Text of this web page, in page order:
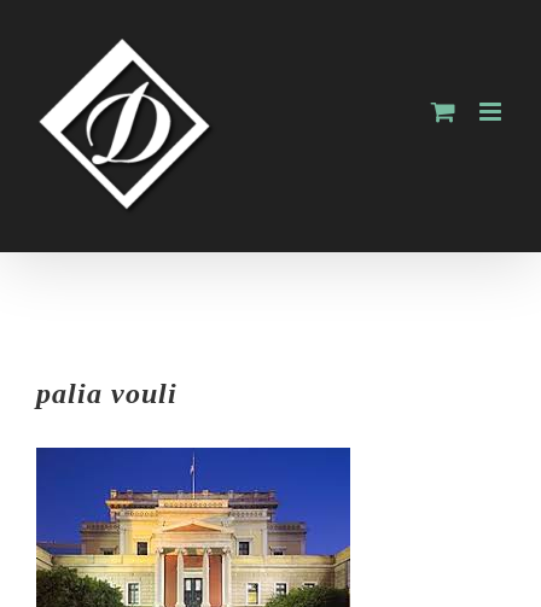
content
palia vouli